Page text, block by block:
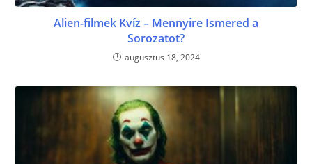
Alien-filmek Kvíz – Mennyire Ismered a
Sorozatot?
augusztus 18, 2024